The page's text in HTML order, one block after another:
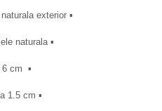
exterior ▪︎
naturala ▪︎
6 cm ▪︎
1.5 cm ▪︎